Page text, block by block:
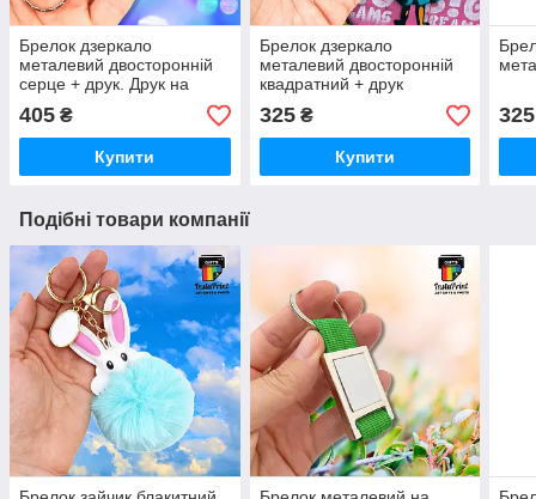
Брелок дзеркало
металевий двосторонній
серце + друк. Друк на
405 ₴
Купити
Брелок дзеркало
металевий двосторонній
квадратний + друк
325₴
Купити
325
Подібні товари компанії